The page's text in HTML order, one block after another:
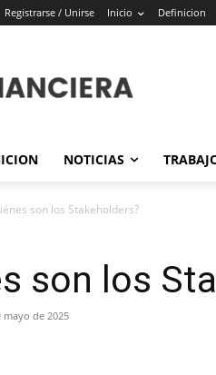
Registrarse / Unirse Inicio Definicion
NOTICIAS
son los Stakeholders?
son los
mayo de 2025